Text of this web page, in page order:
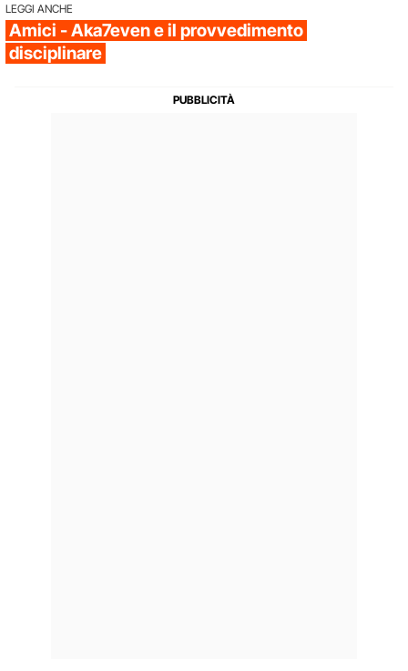
LEGGI ANCHE
Amici - Aka7even e il provvedimento
disciplinare